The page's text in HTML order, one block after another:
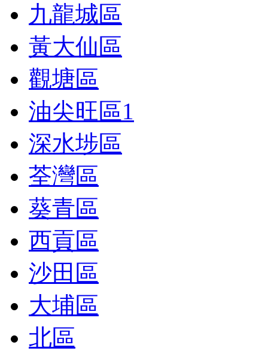
九龍城區
黃大仙區
觀塘區
油尖旺區1
深水埗區
荃灣區
葵青區
西貢區
沙田區
大埔區
北區